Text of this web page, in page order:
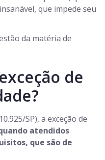
que impede seu
da matéria de
de
SP), a exceção de
atendidos
que são de